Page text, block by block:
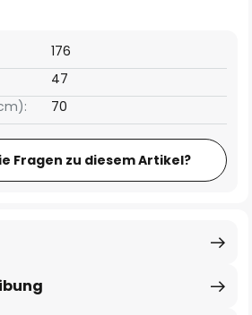
47
176
70
Fragen zu diesem Artikel?